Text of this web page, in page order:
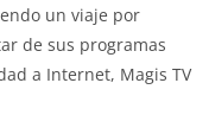
un viaje por
de sus programas
a Internet, Magis TV